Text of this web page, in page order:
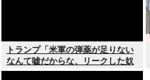
トランプ「米軍の弾薬が足りない
なんて嘘だからな、リークした奴
は懲役刑だ！」